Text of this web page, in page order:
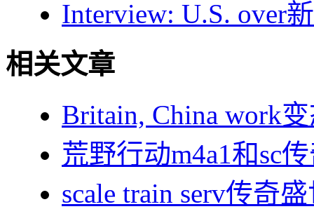
Interview: U.S. over
相关文章
Britain, China work
荒野行动m4a1和sc
scale train serv传奇